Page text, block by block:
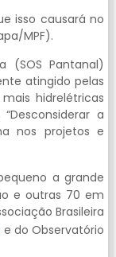
isso causará no
MPF).
(SOS Pantanal)
atingido pelas
hidrelétricas
a
nos projetos e
a grande
e outras 70 em
Brasileira
e do Observatório